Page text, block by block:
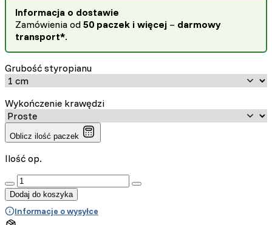
Informacja o dostawie
Zamówienia od 50 paczek i więcej – darmowy
transport*.
Grubość styropianu
Wykończenie krawędzi
Oblicz ilość paczek
Ilość op.
:product_name quantity
Dodaj do koszyka
Informacje o wysyłce